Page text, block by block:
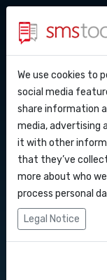
API
Zapier
Pourquoi
Blog
Service level
Demander
We use cookies to
social media
share information
media, advertising
it with other
that they’ve
more about who
process personal
Legal Notice